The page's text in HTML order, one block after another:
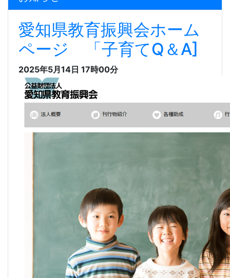
愛知県教育振興会ホーム
ページ 「子育てQ＆A]
2025年5月14日 17時00分